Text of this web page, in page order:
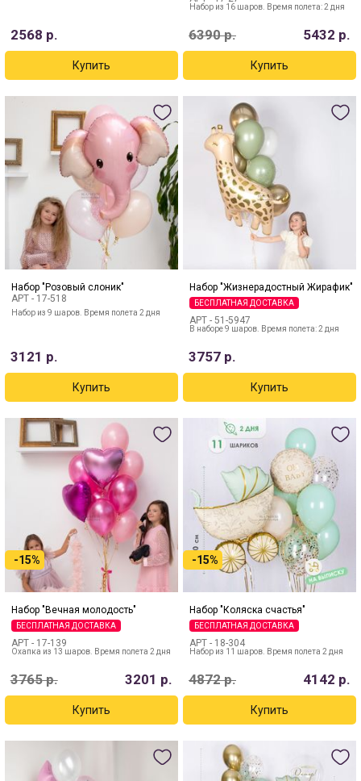
2568 р.
Набор из 16 шаров. Время полета: 2 дня
6390р. 5432 р.
Набор "Розовый слоник"
АРТ - 17-518
Набор из 9 шаров. Время полета 2 дня
3121 р.
Набор "Жизнерадостный Жирафик"
БЕСПЛАТНАЯ ДОСТАВКА
АРТ - 51-5947
В наборе 9 шаров. Время полета: 2 дня
3757 р.
-15%
Набор "Вечная молодость"
БЕСПЛАТНАЯ ДОСТАВКА
АРТ - 17-139
Охапка из 13 шаров. Время полета 2 дня
3765р. 3201 р.
-15%
Набор "Коляска счастья"
БЕСПЛАТНАЯ ДОСТАВКА
АРТ - 18-304
Набор из 11 шаров. Время полета 2 дня
4872р. 4142 р.